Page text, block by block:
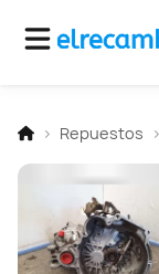
Repuestos